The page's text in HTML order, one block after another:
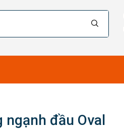
ngạnh đầu Oval